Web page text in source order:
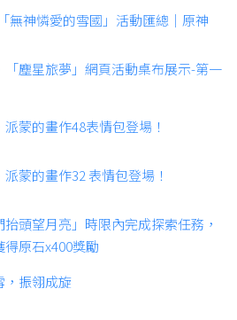
無神憐愛的雪國」活動匯總｜原神
「塵星旅夢」網頁活動桌布展示-第一
派蒙的畫作48表情包登場！
派蒙的畫作32 表情包登場！
抬頭望月亮」時限內完成探索任務，
得原石x400獎勵
，振翎成旋